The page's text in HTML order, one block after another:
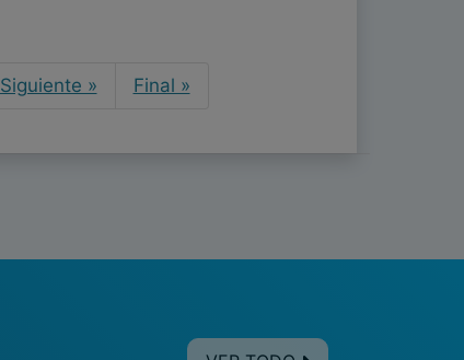
Siguiente » Final »Next